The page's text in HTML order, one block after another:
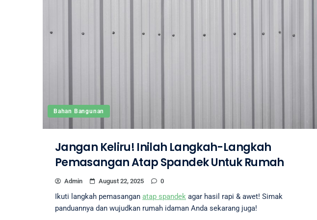
Bahan Bangunan
Jangan Keliru! Inilah Langkah-Langkah
Pemasangan Atap Spandek Untuk Rumah
Admin August 22, 2025 0
Ikuti langkah pemasangan atap spandek agar hasil rapi & awet! Simak
panduannya dan wujudkan rumah idaman Anda sekarang juga!